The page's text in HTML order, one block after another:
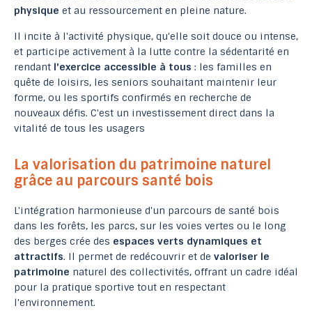
physique et au ressourcement en pleine nature.
Il incite à l'activité physique, qu'elle soit douce ou intense,
et participe activement à la lutte contre la sédentarité en
rendant l'exercice accessible à tous : les familles en
quête de loisirs, les seniors souhaitant maintenir leur
forme, ou les sportifs confirmés en recherche de
nouveaux défis. C'est un investissement direct dans la
vitalité de tous les usagers
La valorisation du patrimoine naturel
grâce au parcours santé bois
L'intégration harmonieuse d'un parcours de santé bois
dans les forêts, les parcs, sur les voies vertes ou le long
des berges crée des espaces verts dynamiques et
attractifs. Il permet de redécouvrir et de valoriser le
patrimoine naturel des collectivités, offrant un cadre idéal
pour la pratique sportive tout en respectant
l'environnement.